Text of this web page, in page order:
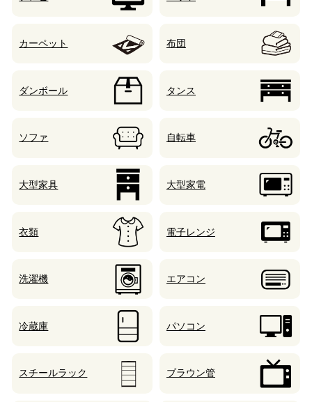
カーペット 布団
ダンボール タンス
ソファ 自転車
大型家具 大型家電
衣類 電子レンジ
洗濯機 エアコン
冷蔵庫 パソコン
スチールラック ブラウン管